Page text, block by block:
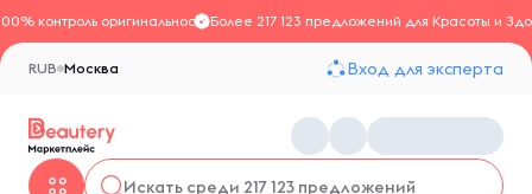
контроль оригинальностиБолее 217 123 предложений для Красоты и
Москва
RUB Вход для эксперта